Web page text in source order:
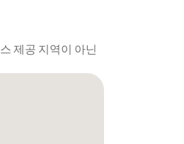
제공 지역이 아닌